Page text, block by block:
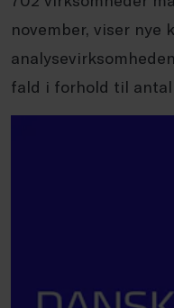
november, viser nye
fald i forhold til